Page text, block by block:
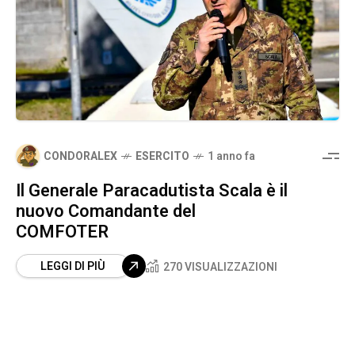
CONDORALEX ESERCITO 1 anno fa
Il Generale Paracadutista Scala è il
nuovo Comandante del
COMFOTER
LEGGI DI PIÙ 270 VISUALIZZAZIONI